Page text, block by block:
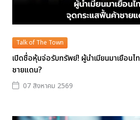
Talk of The Town
เปิดชื่อหุ้นจ่อรับทรัพย์! ผู้นำเมียนมาเยือน
ชายแดน?
07 สิงหาคม 2569